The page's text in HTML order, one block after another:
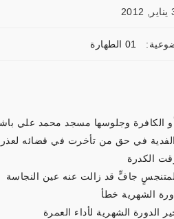
01 الطهارة
الكافرة وجلوسها مسجد محمد علي باشا
في حق من تأخرت في قضائه لعذر
الكدرة
جافٍّ قد زالت عنه عين النجاسة
الشهرية خطأ
الدورة الشهرية لأداء العمرة